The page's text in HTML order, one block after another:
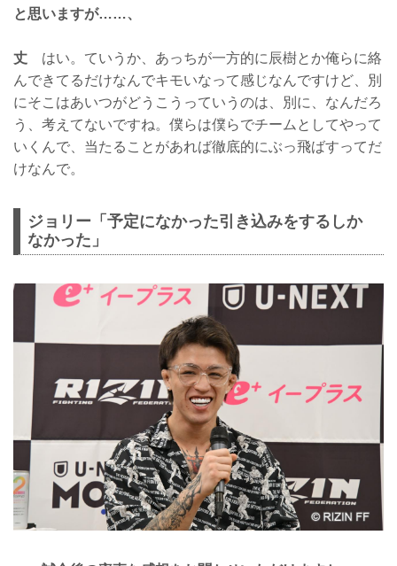
と思いますが……、
丈 はい。ていうか、あっちが一方的に辰樹とか俺らに絡
んできてるだけなんでキモいなって感じなんですけど、別
にそこはあいつがどうこうっていうのは、別に、なんだろ
う、考えてないですね。僕らは僕らでチームとしてやって
いくんで、当たることがあれば徹底的にぶっ飛ばすってだ
けなんで。
ジョリー「予定になかった引き込みをするしか
なかった」